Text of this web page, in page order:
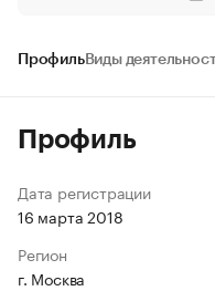
ПрофильВиды
Профиль
Дата регистрации
16 марта 2018
Регион
г. Москва